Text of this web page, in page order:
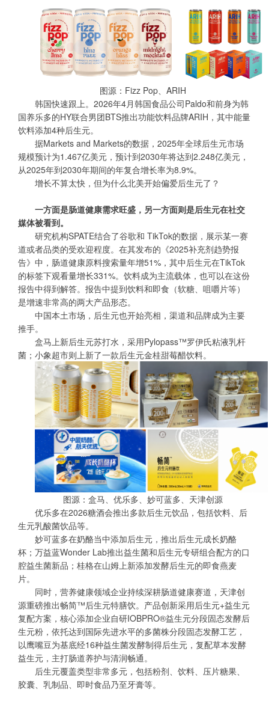
图源：Fizz Pop、ARIH
韩国快速跟上。2026年4月韩国食品公司Paldo和前身为韩
国养乐多的HY联合男团BTS推出功能饮料品牌ARIH，其中能量
饮料添加4种后生元。
据Markets and Markets的数据，2025年全球后生元市场
规模预计为1.467亿美元，预计到2030年将达到2.248亿美元，
从2025年到2030年期间的年复合增长率为8.9%。
增长不算太快，但为什么北美开始偏爱后生元了？
一方面是肠道健康需求旺盛，另一方面则是后生元在社交
媒体被看到。
研究机构SPATE结合了谷歌和 TikTok的数据，展示某一赛
道或者品类的受欢迎程度。在其发布的《2025补充剂趋势报
告》中，肠道健康原料搜索量年增51%，其中后生元在TikTok
的标签下观看量增长331%。饮料成为主流载体，也可以在这份
报告中得到解答。报告中提到饮料和即食（软糖、咀嚼片等）
是增速非常高的两大产品形态。
中国本土市场，后生元也开始亮相，渠道和品牌成为主要
推手。
盒马上新后生元苏打水，采用Pylopass™罗伊氏粘液乳杆
菌；小象超市则上新了一款后生元金桂甜莓醋饮料。
图源：盒马、优乐多、妙可蓝多、天津创源
优乐多在2026糖酒会推出多款后生元饮品，包括饮料、后
生元乳酸菌饮品等。
妙可蓝多在奶酪当中添加后生元，推出后生元成长奶酪
杯；万益蓝Wonder Lab推出益生菌和后生元专研组合配方的口
腔益生菌新品；桂格在山姆上新添加发酵后生元的即食燕麦
片。
同时，营养健康领域企业持续深耕肠道健康赛道，天津创
源重磅推出畅简™后生元特膳饮。产品创新采用后生元+益生元
复配方案，核心添加企业自研IOBPRO®益生元分段固态发酵后
生元粉，依托达到国际先进水平的多菌株分段固态发酵工艺，
以鹰嘴豆为基底经16种益生菌发酵制得后生元，复配草本发酵
益生元，主打肠道养护与清润畅通。
后生元覆盖类型非常多元，包括粉剂、饮料、压片糖果、
胶囊、乳制品、即时食品乃至牙膏等。